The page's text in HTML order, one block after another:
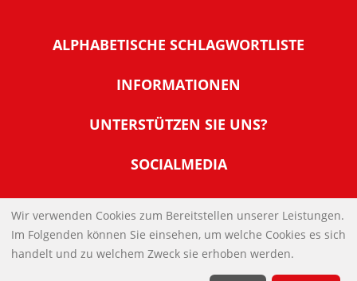
ALPHABETISCHE SCHLAGWORTLISTE
INFORMATIONEN
Warum NachDenkSeiten
Tipps zur Nutzung der NachDenkSeiten
Banner und E-Mail-Signaturen
Links
Kontakt
UNTERSTÜTZEN SIE UNS?
Werden Sie Fördermitglied
Spenden Sie Online
SOCIALMEDIA
IMPRESSUM
DATENSCHUTZERKLÄRUNG
Wir verwenden Cookies zum Bereitstellen unserer Leistungen.
Im Folgenden können Sie einsehen, um welche Cookies es sich
handelt und zu welchem Zweck sie erhoben werden.